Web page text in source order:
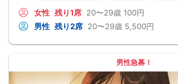
女性 残り1席 20〜29歳 100円
男性 残り2席 20〜29歳 5,500円
男性急募！